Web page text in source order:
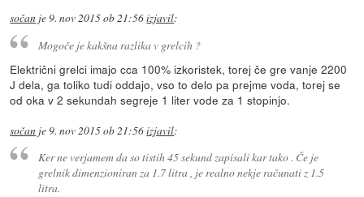
sočan je9. nov 2015 ob 21:56izjavil:
Mogoče je kakšna razlika v grelcih ?
Električni grelci imajo cca 100% izkoristek, torej če gre vanje 2200
J dela, ga toliko tudi oddajo, vso to delo pa prejme voda, torej se
od oka v 2 sekundah segreje 1 liter vode za 1 stopinjo.
sočan je 9. nov 2015 ob 21:56izjavil:
Ker ne verjamem da so tistih 45 sekund zapisali kar tako . Če je
grelnik dimenzioniran za 1.7 litra , je realno nekje računati z 1.5
litra.